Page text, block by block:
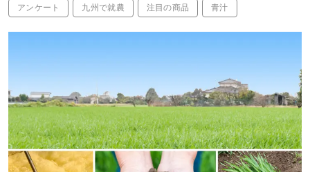
アンケート 九州で就農 注目の商品 青汁